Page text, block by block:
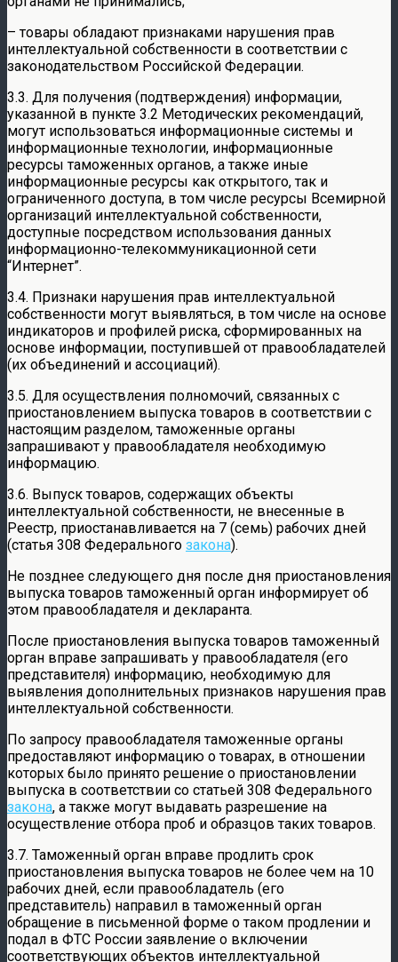
– товары обладают признаками нарушения прав
интеллектуальной собственности в соответствии с
законодательством Российской Федерации.
3.3. Для получения (подтверждения) информации,
указанной в пункте 3.2 Методических рекомендаций,
могут использоваться информационные системы и
информационные технологии, информационные
ресурсы таможенных органов, а также иные
информационные ресурсы как открытого, так и
ограниченного доступа, в том числе ресурсы Всемирной
организаций интеллектуальной собственности,
доступные посредством использования данных
информационно-телекоммуникационной сети
“Интернет”.
3.4. Признаки нарушения прав интеллектуальной
собственности могут выявляться, в том числе на основе
индикаторов и профилей риска, сформированных на
основе информации, поступившей от правообладателей
(их объединений и ассоциаций).
3.5. Для осуществления полномочий, связанных с
приостановлением выпуска товаров в соответствии с
настоящим разделом, таможенные органы
запрашивают у правообладателя необходимую
информацию.
3.6. Выпуск товаров, содержащих объекты
интеллектуальной собственности, не внесенные в
Реестр, приостанавливается на 7 (семь) рабочих дней
(статья 308 Федерального закона).
Не позднее следующего дня после дня приостановления
выпуска товаров таможенный орган информирует об
этом правообладателя и декларанта.
После приостановления выпуска товаров таможенный
орган вправе запрашивать у правообладателя (его
представителя) информацию, необходимую для
выявления дополнительных признаков нарушения прав
интеллектуальной собственности.
По запросу правообладателя таможенные органы
предоставляют информацию о товарах, в отношении
которых было принято решение о приостановлении
выпуска в соответствии со статьей 308 Федерального
закона, а также могут выдавать разрешение на
осуществление отбора проб и образцов таких товаров.
3.7. Таможенный орган вправе продлить срок
приостановления выпуска товаров не более чем на 10
рабочих дней, если правообладатель (его
представитель) направил в таможенный орган
обращение в письменной форме о таком продлении и
подал в ФТС России заявление о включении
соответствующих объектов интеллектуальной